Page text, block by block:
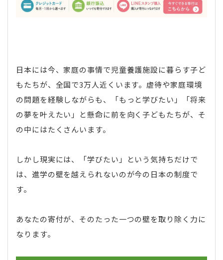
日本には今、家庭の事情で児童養護施設に暮らす子ど
もたちが、全国で3万人近くいます。虐待や家庭環境
の問題を経験しながらも、「もっと学びたい」「将来
の夢を叶えたい」と懸命に前を向く子どもたちが、そ
の中にはたくさんいます。
しかし現実には、「学びたい」という気持ちだけで
は、進学の壁を越えられないのが今の日本の制度で
す。
あなたの寄付が、そのたった一つの壁を取り除く力に
なります。